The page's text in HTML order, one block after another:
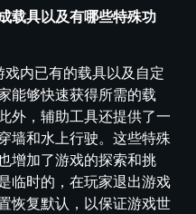
载具以及有哪些特殊功
戏内已有的载具以及自定
能够快速获得所需的载
外，辅助工具还提供了一
墙和水上行驶。这些特殊
增加了游戏的探索和挑
临时的，在玩家退出游戏
恢复默认，以保证游戏世